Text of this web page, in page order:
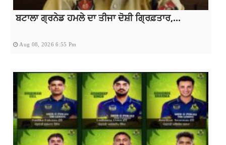
ਬਟਾਲਾ ਗ੍ਰਨੇਡ ਹਮਲੇ ਦਾ ਤੀਜਾ ਦੋਸ਼ੀ ਗ੍ਰਿਫ਼ਤਾਰ,...
Aug 08, 2026 6:55 Pm